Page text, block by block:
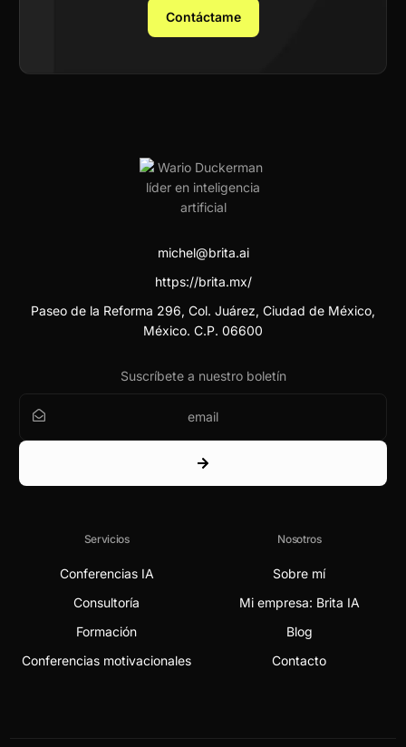
Contáctame
michel@brita.ai
https://brita.mx/
Paseo de la Reforma 296, Col. Juárez, Ciudad de México,
México. C.P. 06600
Suscríbete a nuestro boletín
Servicios
Conferencias IA
Consultoría
Formación
Conferencias motivacionales
Nosotros
Sobre mí
Mi empresa: Brita IA
Blog
Contacto